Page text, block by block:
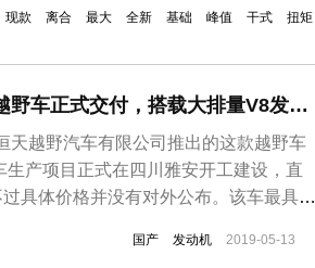
现款 离合 最大 全新 基础 峰值 干式
扭矩
国产品牌“陆巡”！中恒天首批大型越野车正式交付，搭载大排量V8发动机
天越野汽车有限公司推出的这款越野车
产项目正式在四川雅安开工建设，直
具体价格并没有对外公布。该车最具争
点普拉多的味道，车尾则借鉴了老款丰
国产 发动机 2019-05-13